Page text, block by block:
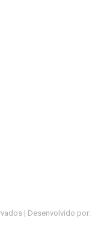
| Desenvolvido por: